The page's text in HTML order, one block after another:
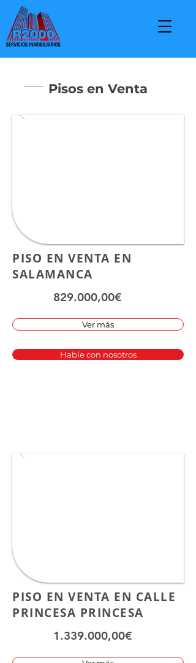
Pisos en Venta
PISO EN VENTA EN
SALAMANCA
829.000,00€
Ver más
Hable con nosotros
PISO EN VENTA EN CALLE
PRINCESA PRINCESA
1.339.000,00€